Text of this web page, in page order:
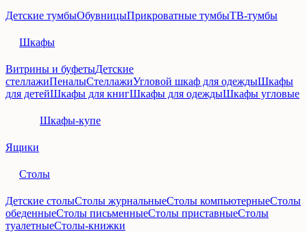
Детские тумбыОбувницыПрикроватные тумбыТВ-тумбы
Шкафы
Витрины и буфетыДетские
стеллажиПеналыСтеллажиУгловой шкаф для одеждыШкафы
для детейШкафы для книгШкафы для одеждыШкафы угловые
Шкафы-купе
Ящики
Столы
Детские столыСтолы журнальныеСтолы компьютерныеСтолы
обеденныеСтолы письменныеСтолы приставныеСтолы
туалетныеСтолы-книжки